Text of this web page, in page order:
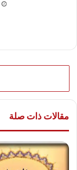
مقالات ذات صلة